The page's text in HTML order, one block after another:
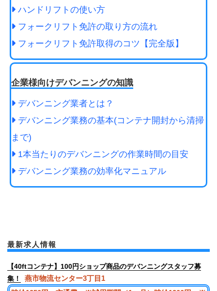
ハンドリフトの使い方
フォークリフト免許の取り方の流れ
フォークリフト免許取得のコツ【完全版】
企業様向けデバンニングの知識
デバンニング業者とは？
デバンニング業務の基本(コンテナ開封から清掃
まで)
1本当たりのデバンニングの作業時間の目安
デバンニング業務の効率化マニュアル
最新求人情報
【40ftコンテナ】100円ショップ商品のデバンニングスタッフ募
集！
燕市物流センター3丁目1